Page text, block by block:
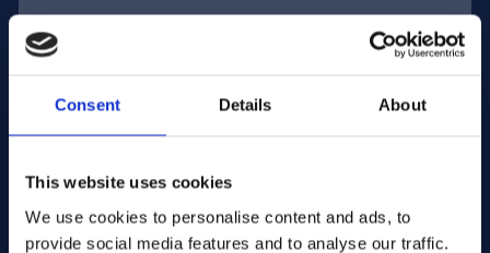
Consent Details About
This website uses cookies
We use cookies to personalise content and ads, to
provide social media features and to analyse our traffic.
Wprowadź ilość